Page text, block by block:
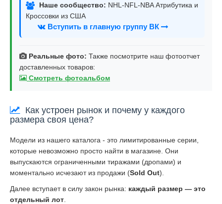
Наше сообщество: NHL-NFL-NBA Атрибутика и
Кроссовки из США
Вступить в главную группу ВК
Реальные фото: Также посмотрите наш фотоотчет
доставленных товаров:
Смотреть фотоальбом
Как устроен рынок и почему у каждого
размера своя цена?
Модели из нашего каталога - это лимитированные серии,
которые невозможно просто найти в магазине. Они
выпускаются ограниченными тиражами (дропами) и
моментально исчезают из продажи (Sold Out).
Далее вступает в силу закон рынка: каждый размер — это
отдельный лот